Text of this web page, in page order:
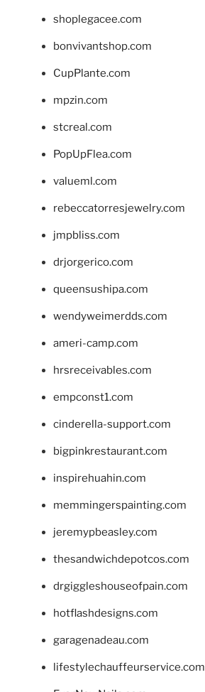
shoplegacee.com
bonvivantshop.com
CupPlante.com
mpzin.com
stcreal.com
PopUpFlea.com
valueml.com
rebeccatorresjewelry.com
jmpbliss.com
drjorgerico.com
queensushipa.com
wendyweimerdds.com
ameri-camp.com
hrsreceivables.com
empconst1.com
cinderella-support.com
bigpinkrestaurant.com
inspirehuahin.com
memmingerspainting.com
jeremypbeasley.com
thesandwichdepotcos.com
drgiggleshouseofpain.com
hotflashdesigns.com
garagenadeau.com
lifestylechauffeurservice.com